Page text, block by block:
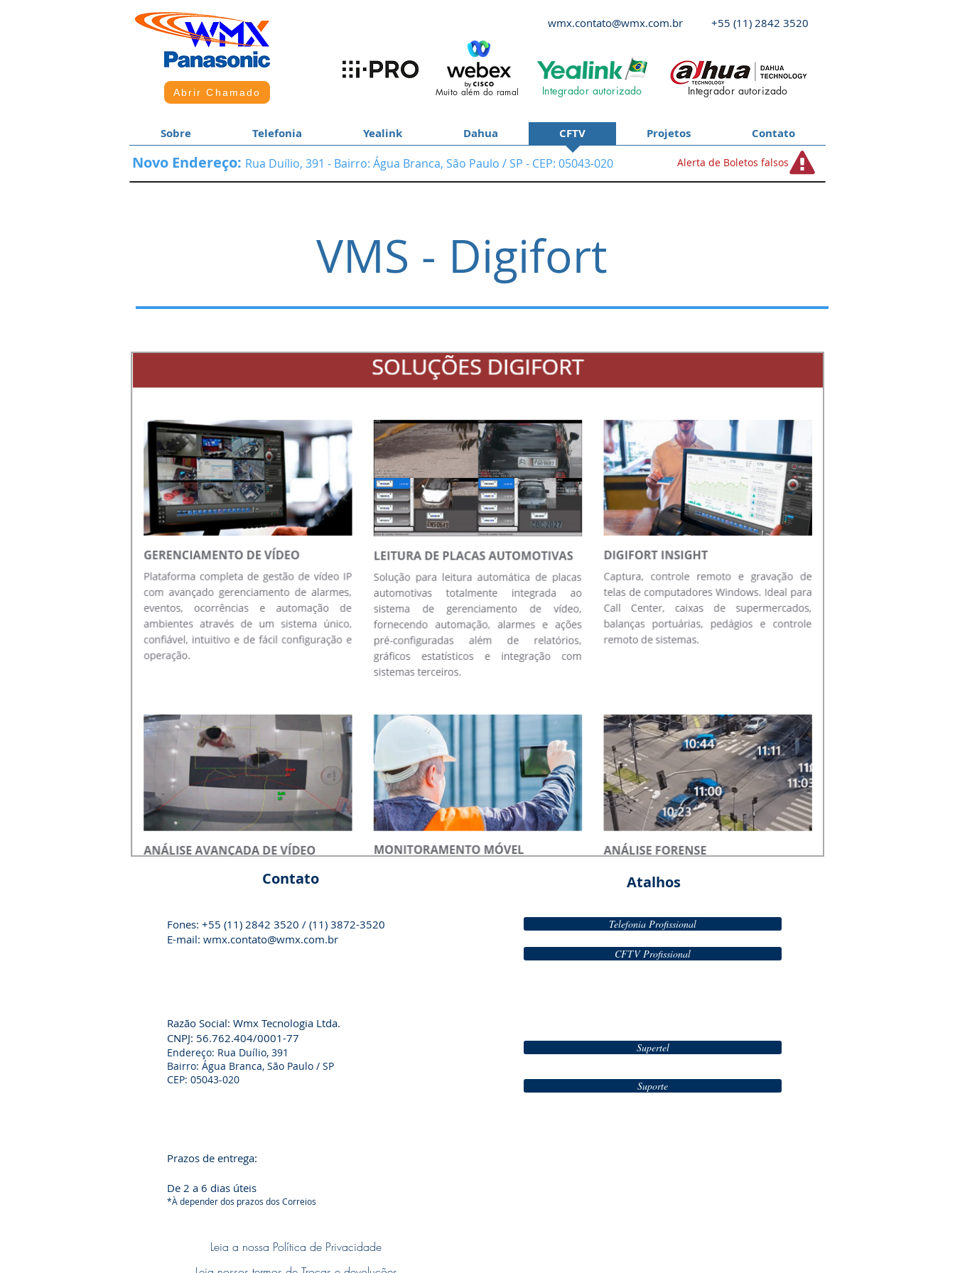
Abrir Chamado
wmx.contato@wmx.com.br +55 (11) 2842 3520
Muito além do ramal Integrador autorizado Integrador autorizado
Sobre Telefonia Yealink Dahua CFTV Projetos Contato
Novo Endereço: Rua Duílio, 391 - Bairro: Água Branca, São Paulo / SP - CEP: 05043-020
VMS - Digifort
Alerta de Boletos falsos
Contato
Fones: +55 (11) 2842 3520 / (11) 3872-3520
E-mail: wmx.contato@wmx.com.br
Razão Social: Wmx Tecnologia Ltda.
CNPJ: 56.762.404/0001-77
Endereço: Rua Duílio, 391
Bairro: Água Branca, São Paulo / SP
CEP: 05043-020
Prazos de entrega:
De 2 a 6 dias úteis
*À depender dos prazos dos Correios
Leia a nossa Política de Privacidade
Atalhos
Telefonia Profissional
CFTV Profissional
Supertel
Suporte